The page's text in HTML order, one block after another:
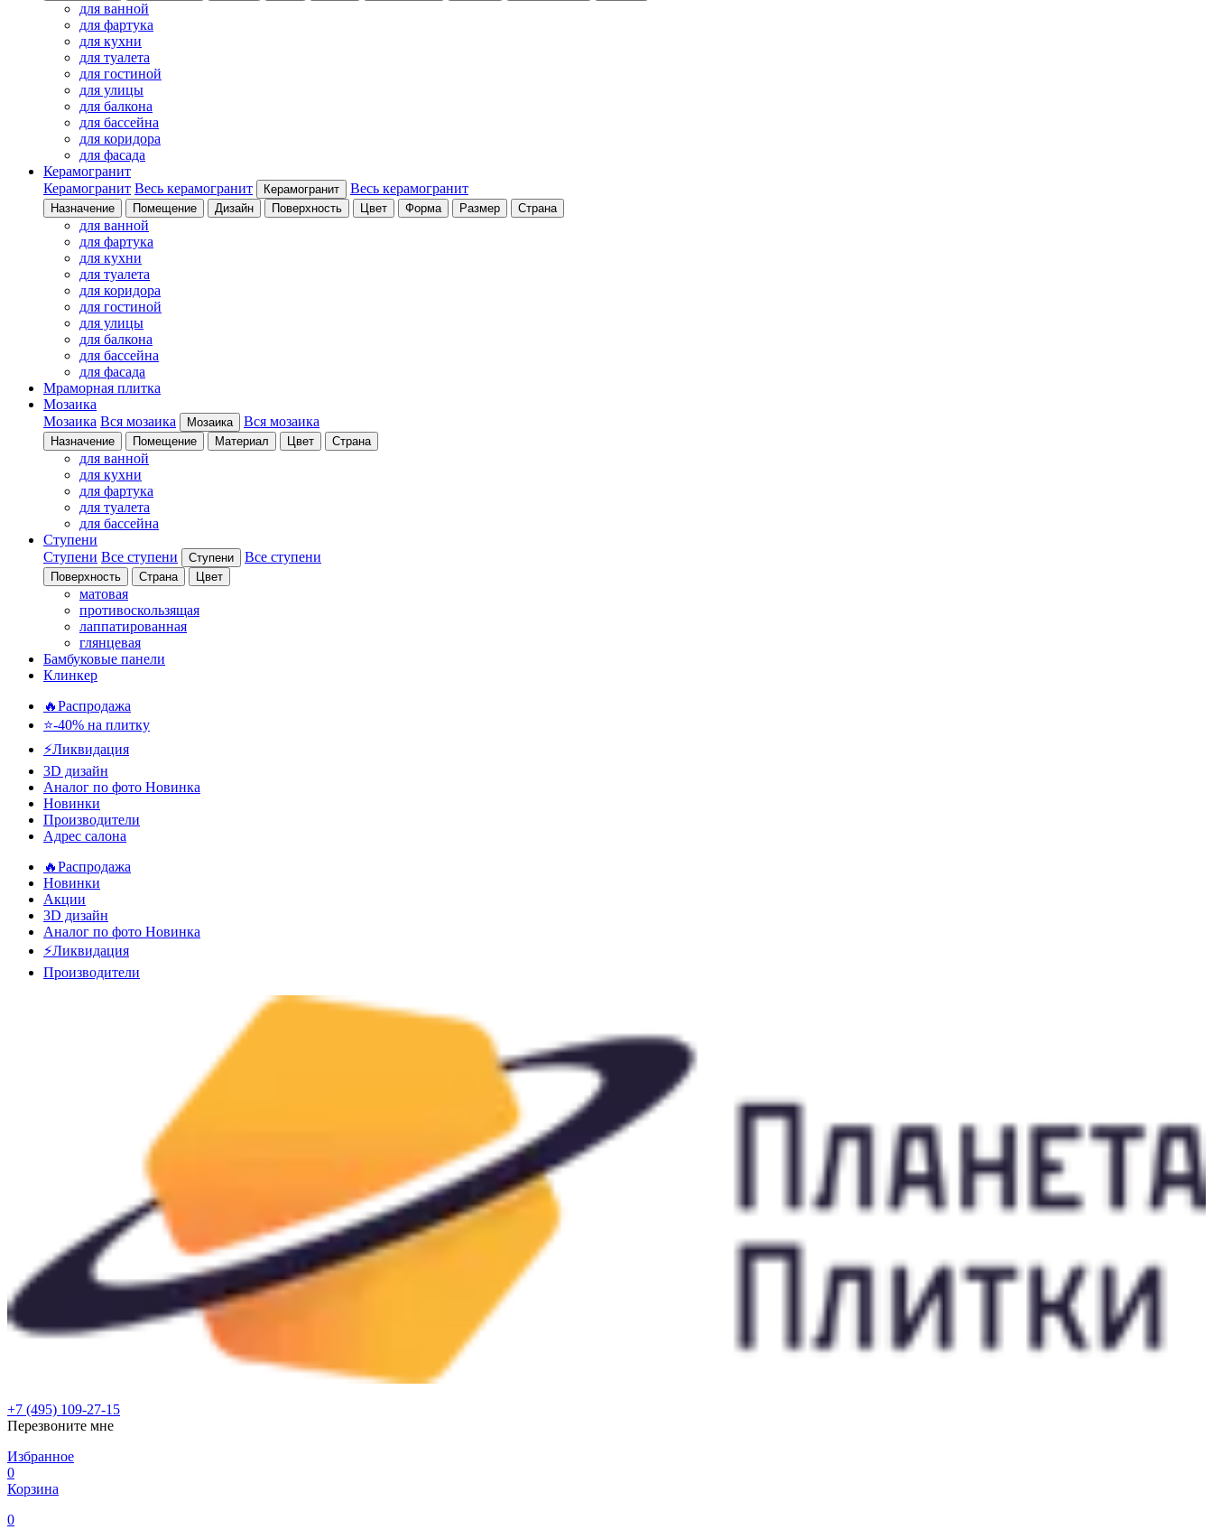
для ванной
для фартука
для кухни
для туалета
для гостиной
для улицы
для балкона
для бассейна
для коридора
для фасада
Керамогранит
Керамогранит Весь керамогранит Керамогранит Весь керамогранит
Назначение Помещение Дизайн Поверхность Цвет Форма Размер Страна
для ванной
для фартука
для кухни
для туалета
для коридора
для гостиной
для улицы
для балкона
для бассейна
для фасада
Мраморная плитка
Мозаика
Мозаика Вся мозаика Мозаика Вся мозаика
Назначение Помещение Материал Цвет Страна
для ванной
для кухни
для фартука
для туалета
для бассейна
Ступени
Ступени Все ступени Ступени Все ступени
Поверхность Страна Цвет
матовая
противоскользящая
лаппатированная
глянцевая
Бамбуковые панели
Клинкер
🔥Распродажа
⭐-40% на плитку
⚡️Ликвидация
3D дизайн
Аналог по фото Новинка
Новинки
Производители
Адрес салона
🔥Распродажа
Новинки
Акции
3D дизайн
Аналог по фото Новинка
⚡Ликвидация
Производители
+7 (495) 109-27-15
Перезвоните мне
Избранное
0
Корзина
0